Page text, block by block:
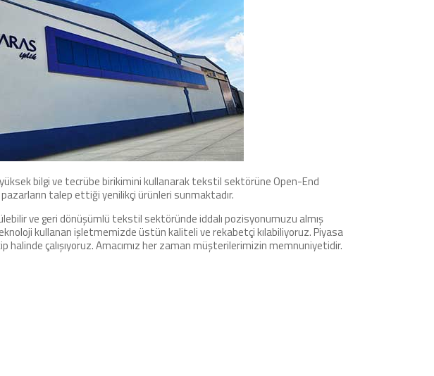
yüksek bilgi ve tecrübe birikimini kullanarak tekstil sektörüne Open-End
talep ettiği yenilikçi ürünleri sunmaktadır.
ve geri dönüşümlü tekstil sektöründe iddalı pozisyonumuzu almış
kullanan işletmemizde üstün kaliteli ve rekabetçi kılabiliyoruz. Piyasa
çalışıyoruz. Amacımız her zaman müşterilerimizin memnuniyetidir.